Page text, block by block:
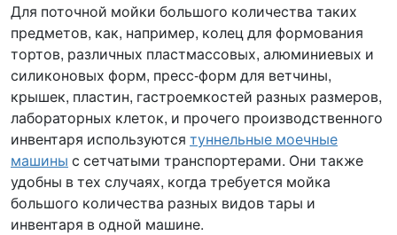
Для поточной мойки большого количества таких
предметов, как, например, колец для формования
тортов, различных пластмассовых, алюминиевых и
силиконовых форм, пресс-форм для ветчины,
крышек, пластин, гастроемкостей разных размеров,
лабораторных клеток, и прочего производственного
инвентаря используются туннельные моечные
машины с сетчатыми транспортерами. Они также
удобны в тех случаях, когда требуется мойка
большого количества разных видов тары и
инвентаря в одной машине.